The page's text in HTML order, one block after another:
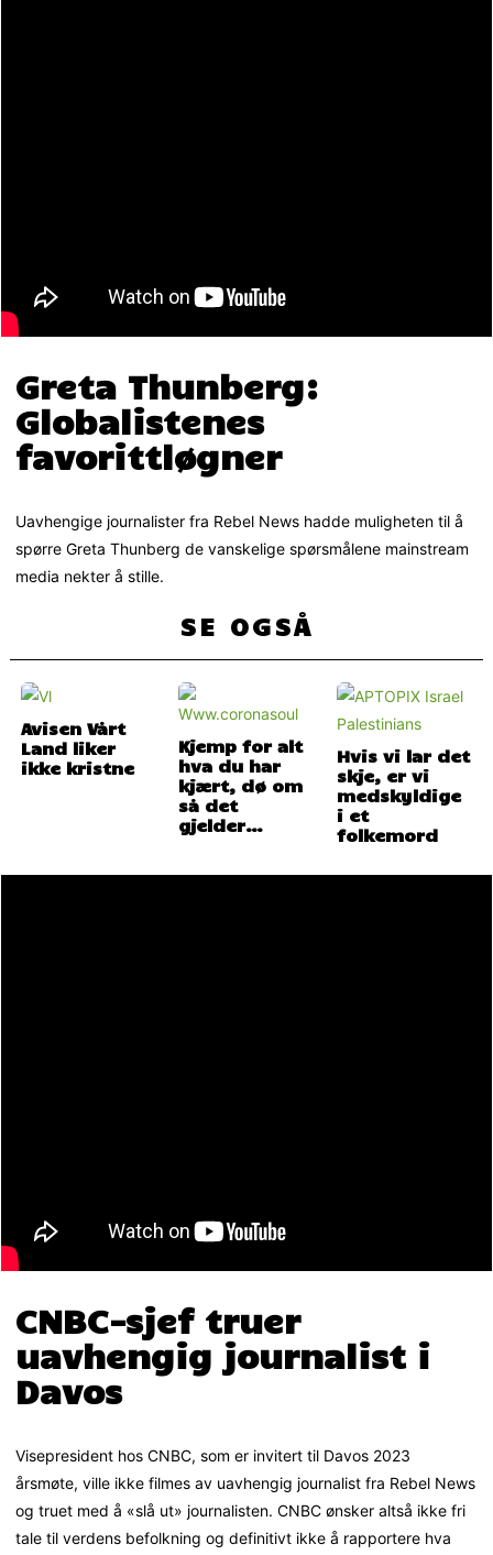
Greta Thunberg:
Globalistenes
favorittløgner
Uavhengige journalister fra Rebel News hadde muligheten til å
spørre Greta Thunberg de vanskelige spørsmålene mainstream
media nekter å stille.
SE OGSÅ
Avisen Vårt
Land liker
ikke kristne
Kjemp for alt
hva du har
kjært, dø om
så det
gjelder…
Hvis vi lar det
skje, er vi
medskyldige
i et
folkemord
CNBC-sjef truer
uavhengig journalist i
Davos
Visepresident hos CNBC, som er invitert til Davos 2023
årsmøte, ville ikke filmes av uavhengig journalist fra Rebel News
og truet med å «slå ut» journalisten. CNBC ønsker altså ikke fri
tale til verdens befolkning og definitivt ikke å rapportere hva